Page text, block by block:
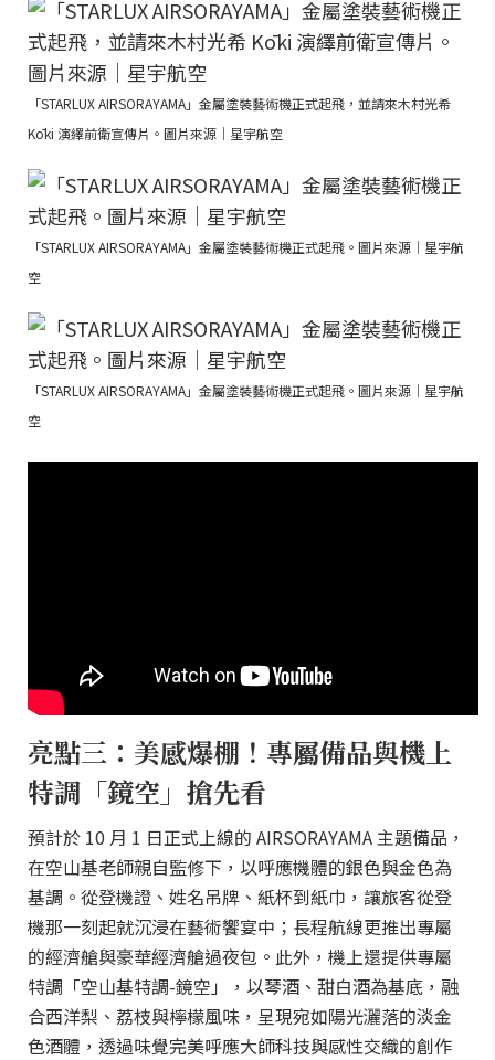
「STARLUX AIRSORAYAMA」金屬塗裝藝術機正式起飛，並請來木村光希
Kōki 演繹前衛宣傳片。圖片來源｜星宇航空
「STARLUX AIRSORAYAMA」金屬塗裝藝術機正式起飛。圖片來源｜星宇航
空
「STARLUX AIRSORAYAMA」金屬塗裝藝術機正式起飛。圖片來源｜星宇航
空
亮點三：美感爆棚！專屬備品與機上
特調「鏡空」搶先看
預計於 10 月 1 日正式上線的 AIRSORAYAMA 主題備品，
在空山基老師親自監修下，以呼應機體的銀色與金色為
基調。從登機證、姓名吊牌、紙杯到紙巾，讓旅客從登
機那一刻起就沉浸在藝術饗宴中；長程航線更推出專屬
的經濟艙與豪華經濟艙過夜包。此外，機上還提供專屬
特調「空山基特調-鏡空」，以琴酒、甜白酒為基底，融
合西洋梨、荔枝與檸檬風味，呈現宛如陽光灑落的淡金
色酒體，透過味覺完美呼應大師科技與感性交織的創作